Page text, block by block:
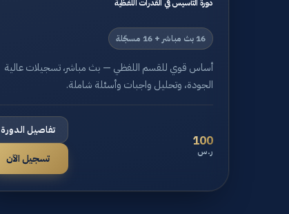
دورة التأسيس في القدرات اللفظية
16 بث مباشر + 16 مسجّلة
أساس قوي للقسم اللفظي — بث مباشر، تسجيلات عالية
الجودة، وتحليل واجبات وأسئلة شاملة.
100
ر.س
تفاصيل الدورة
تسجيل الآن